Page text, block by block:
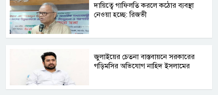
দায়িত্বে গাফিলতি করলে কঠোর ব্যবস্থা
নেওয়া হচ্ছে: রিজভী
জুলাইয়ের চেতনা বাস্তবায়নে সরকারের
গড়িমসির অভিযোগ নাহিদ ইসলামের